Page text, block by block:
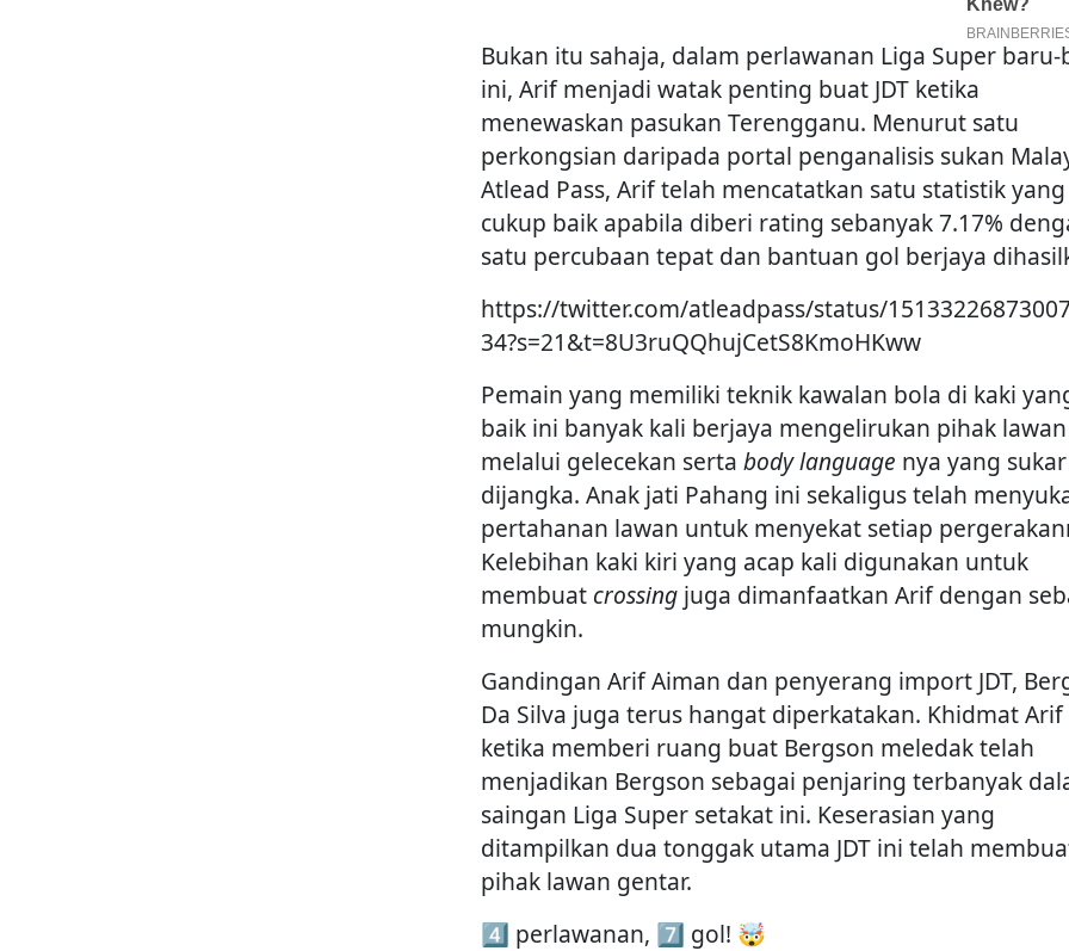
Bukan itu sahaja, dalam perlawanan Liga Super
ini, Arif menjadi watak penting buat JDT ketika
menewaskan pasukan Terengganu. Menurut satu
perkongsian daripada portal penganalisis sukan
Atlead Pass, Arif telah mencatatkan satu statistik yang
cukup baik apabila diberi rating sebanyak 7.17%
satu percubaan tepat dan bantuan gol berjaya
https://twitter.com/atleadpass/status/
34?s=21&t=8U3ruQQhujCetS8KmoHKww
Pemain yang memiliki teknik kawalan bola di kaki
baik ini banyak kali berjaya mengelirukan pihak lawan
melalui gelecekan serta body language nya yang sukar
dijangka. Anak jati Pahang ini sekaligus telah
pertahanan lawan untuk menyekat setiap
Kelebihan kaki kiri yang acap kali digunakan untuk
membuat crossing juga dimanfaatkan Arif dengan
mungkin.
Gandingan Arif Aiman dan penyerang import JDT,
Da Silva juga terus hangat diperkatakan. Khidmat Arif
ketika memberi ruang buat Bergson meledak telah
menjadikan Bergson sebagai penjaring terbanyak
saingan Liga Super setakat ini. Keserasian yang
ditampilkan dua tonggak utama JDT ini telah
pihak lawan gentar.
4️⃣ perlawanan, 7️⃣ gol! 🤯